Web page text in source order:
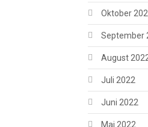
Oktober
September
August
Juli 2022
Juni 2022
Mai 2022